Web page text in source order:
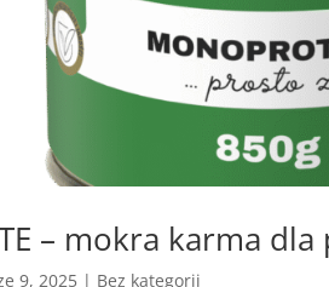
– mokra karma
9, 2025 | Bez kategorii